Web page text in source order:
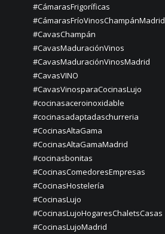
#CámarasFrigoríficas
#CámarasFríoVinosChampánMadrid
#CavasChampán
#CavasMaduraciónVinos
#CavasMaduraciónVinosMadrid
#CavasVINO
#CavasVinosparaCocinasLujo
#cocinasaceroinoxidable
#cocinasadaptadaschurreria
#CocinasAltaGama
#CocinasAltaGamaMadrid
#cocinasbonitas
#CocinasComedoresEmpresas
#CocinasHostelería
#CocinasLujo
#CocinasLujoHogaresChaletsCasas
#CocinasLujoMadrid